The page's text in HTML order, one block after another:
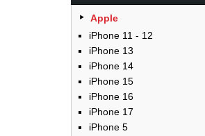
Apple
iPhone 11 - 12
iPhone 13
iPhone 14
iPhone 15
iPhone 16
iPhone 17
iPhone 5